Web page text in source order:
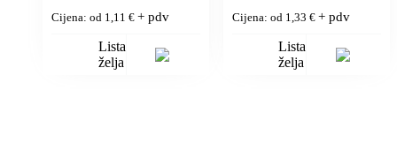
Cijena: od 1,11 € + pdv
Lista
želja
Cijena: od 1,33 € + pdv
Lista
želja